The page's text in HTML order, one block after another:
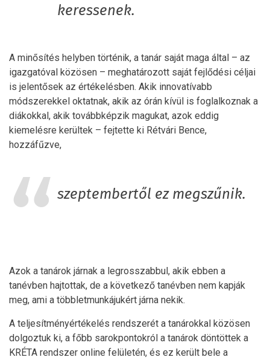
keressenek.
A minősítés helyben történik, a tanár saját maga által – az
igazgatóval közösen – meghatározott saját fejlődési céljai
is jelentősek az értékelésben. Akik innovatívabb
módszerekkel oktatnak, akik az órán kívül is foglalkoznak a
diákokkal, akik továbbképzik magukat, azok eddig
kiemelésre kerültek – fejtette ki Rétvári Bence,
hozzáfűzve,
szeptembertől ez megszűnik.
Azok a tanárok járnak a legrosszabbul, akik ebben a
tanévben hajtottak, de a következő tanévben nem kapják
meg, ami a többletmunkájukért járna nekik.
A teljesítményértékelés rendszerét a tanárokkal közösen
dolgoztuk ki, a főbb sarokpontokról a tanárok döntöttek a
KRÉTA rendszer online felületén, és ez került bele a